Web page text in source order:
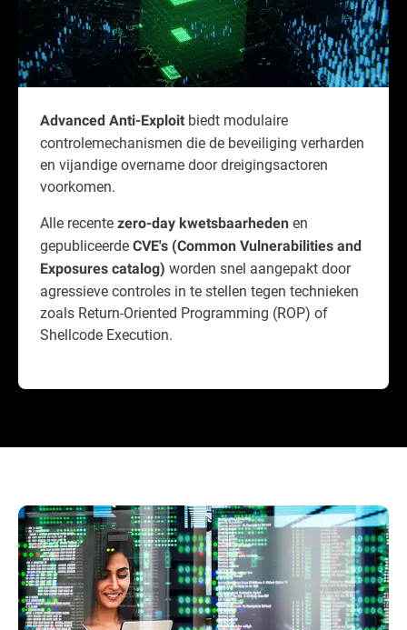
Advanced Anti-Exploit biedt modulaire
controlemechanismen die de beveiliging verharden
en vijandige overname door dreigingsactoren
voorkomen.
Alle recente zero-day kwetsbaarheden en
gepubliceerde CVE's (Common Vulnerabilities and
Exposures catalog) worden snel aangepakt door
agressieve controles in te stellen tegen technieken
zoals Return-Oriented Programming (ROP) of
Shellcode Execution.